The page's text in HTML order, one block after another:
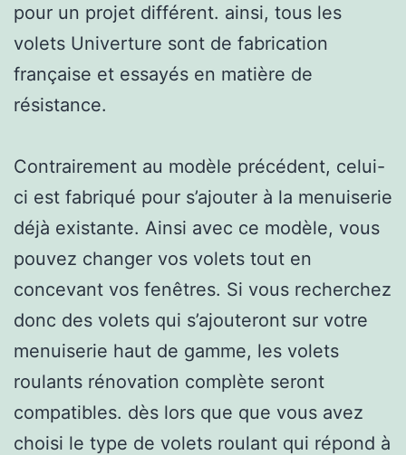
pour un projet différent. ainsi, tous les
volets Univerture sont de fabrication
française et essayés en matière de
résistance.
Contrairement au modèle précédent, celui-
ci est fabriqué pour s’ajouter à la menuiserie
déjà existante. Ainsi avec ce modèle, vous
pouvez changer vos volets tout en
concevant vos fenêtres. Si vous recherchez
donc des volets qui s’ajouteront sur votre
menuiserie haut de gamme, les volets
roulants rénovation complète seront
compatibles. dès lors que que vous avez
choisi le type de volets roulant qui répond à